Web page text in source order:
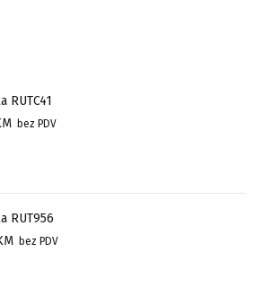
RUTC41
bez PDV
RUT956
bez PDV